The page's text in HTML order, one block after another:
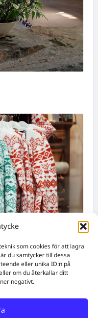
som cookies för att lagra
du samtycker till dessa
eller unika ID:n på
om du återkallar ditt
negativt.
insikter